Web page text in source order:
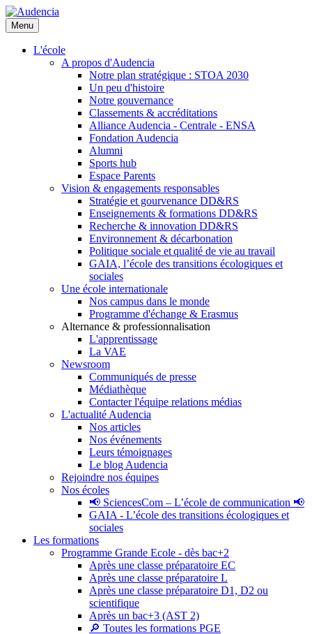
Aller
au
contenu
principal
Menu
L'école
A propos d'Audencia
Notre plan stratégique : STOA 2030
Un peu d'histoire
Notre gouvernance
Classements & accréditations
Alliance Audencia - Centrale - ENSA
Fondation Audencia
Alumni
Sports hub
Espace Parents
Vision & engagements responsables
Stratégie et gourvenance DD&RS
Enseignements & formations DD&RS
Recherche & innovation DD&RS
Environnement & décarbonation
Politique sociale et qualité de vie au travail
GAIA, l’école des transitions écologiques et
sociales
Une école internationale
Nos campus dans le monde
Programme d'échange & Erasmus
Alternance & professionnalisation
L'apprentissage
La VAE
Newsroom
Communiqués de presse
Médiathèque
Contacter l'équipe relations médias
L'actualité Audencia
Nos articles
Nos événements
Leurs témoignages
Le blog Audencia
Rejoindre nos équipes
Nos écoles
📢 SciencesCom – L’école de communication 📢
GAIA - L’école des transitions écologiques et
sociales
Les formations
Programme Grande Ecole - dès bac+2
Après une classe préparatoire EC
Après une classe préparatoire L
Après une classe préparatoire D1, D2 ou
scientifique
Après un bac+3 (AST 2)
🔎 Toutes les formations PGE